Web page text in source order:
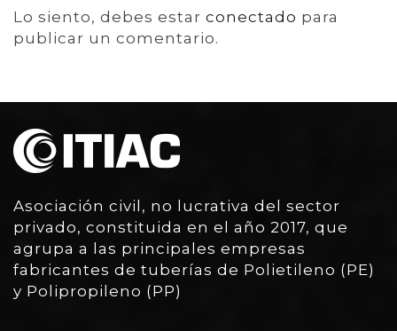
Lo siento, debes estar conectado para
publicar un comentario.
Asociación civil, no lucrativa del sector
privado, constituida en el año 2017, que
agrupa a las principales empresas
fabricantes de tuberías de Polietileno (PE)
y Polipropileno (PP)